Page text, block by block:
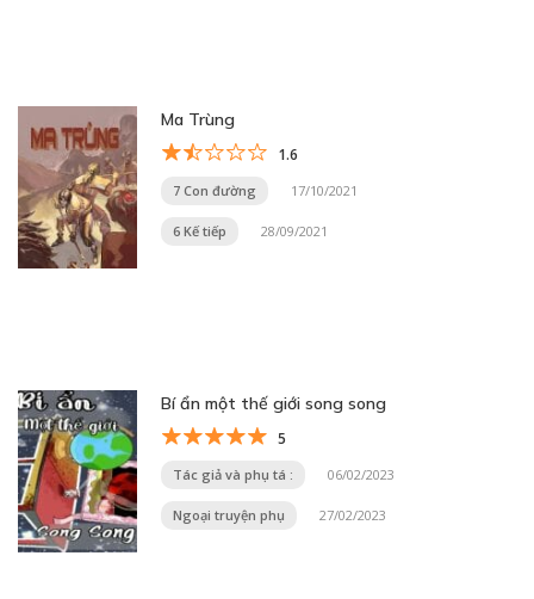
Ma Trùng
1.6
7 Con đường 17/10/2021
6 Kế tiếp 28/09/2021
Bí ẩn một thế giới song song
5
Tác giả và phụ tá : 06/02/2023
Ngoại truyện phụ 27/02/2023